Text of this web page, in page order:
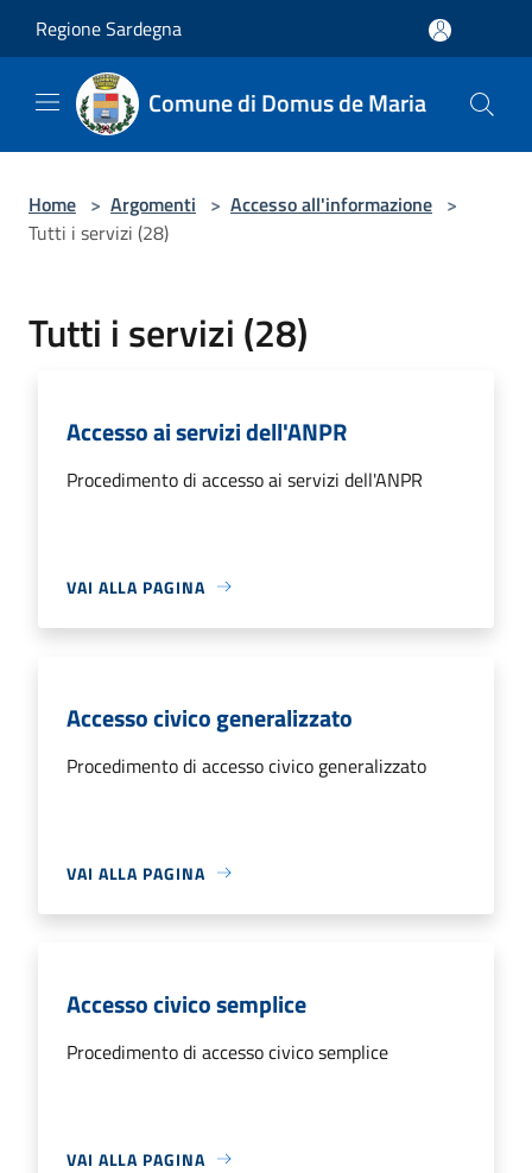
Regione Sardegna
Comune di Domus de Maria
Home > Argomenti > Accesso all'informazione >
Tutti i servizi (28)
Tutti i servizi (28)
Accesso ai servizi dell'ANPR
Procedimento di accesso ai servizi dell'ANPR
VAI ALLA PAGINA
Accesso civico generalizzato
Procedimento di accesso civico generalizzato
VAI ALLA PAGINA
Accesso civico semplice
Procedimento di accesso civico semplice
VAI ALLA PAGINA